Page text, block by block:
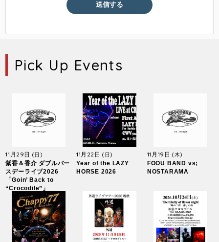
Pick Up Events
11月29日 (日)
紫香＆香介 ダブルバー
スデーライブ2026
「Goin’ Back to
“Crocodile”」
11月22日(日)
Year of the LAZY
HORSE 2026
11月19日 (木)
FOOU BAND vs;
NOSTARAMA